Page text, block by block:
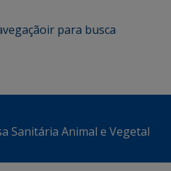
ir para busca
Sanitária Animal e Vegetal